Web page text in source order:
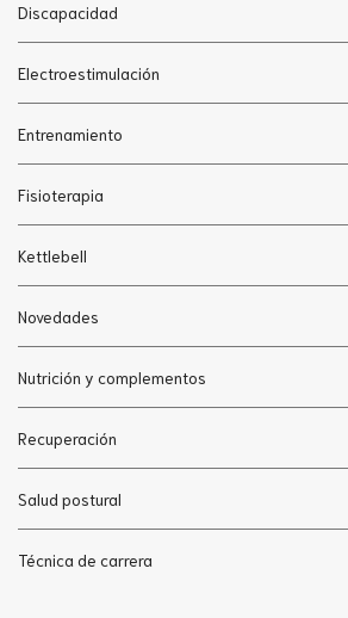
Discapacidad
Electroestimulación
Entrenamiento
Fisioterapia
Kettlebell
Novedades
Nutrición y complementos
Recuperación
Salud postural
Técnica de carrera